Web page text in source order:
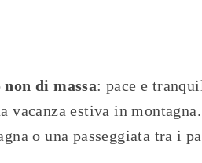
di massa: pace e
vacanza estiva in montagna.
o una passeggiata tra i